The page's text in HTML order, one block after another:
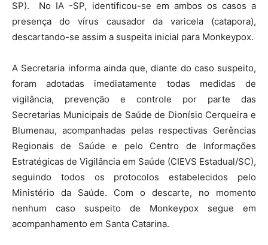
SP). No IA -SP, identificou-se em ambos os casos a
presença do vírus causador da varicela (catapora),
descartando-se assim a suspeita inicial para Monkeypox.
A Secretaria informa ainda que, diante do caso suspeito,
foram adotadas imediatamente todas medidas de
vigilância, prevenção e controle por parte das
Secretarias Municipais de Saúde de Dionísio Cerqueira e
Blumenau, acompanhadas pelas respectivas Gerências
Regionais de Saúde e pelo Centro de Informações
Estratégicas de Vigilância em Saúde (CIEVS Estadual/SC),
seguindo todos os protocolos estabelecidos pelo
Ministério da Saúde. Com o descarte, no momento
nenhum caso suspeito de Monkeypox segue em
acompanhamento em Santa Catarina.